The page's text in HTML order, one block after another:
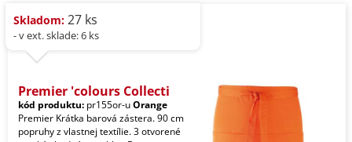
Skladom: 27 ks
- v ext. sklade: 6 ks
Premier 'colours Collecti
kód produktu: pr155or-uOrange
Premier Krátka barová zástera. 90 cm
popruhy z vlastnej textílie. 3 otvorené